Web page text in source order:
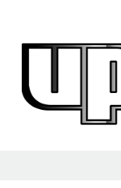
content